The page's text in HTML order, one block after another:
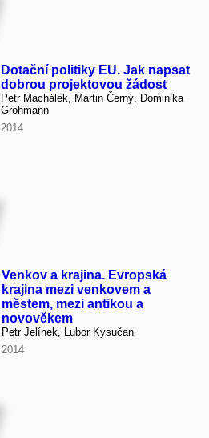
Dotační politiky EU. Jak napsat
dobrou projektovou žádost
Petr Machálek, Martin Černý, Dominika
Grohmann
2014
Venkov a krajina. Evropská
krajina mezi venkovem a
městem, mezi antikou a
novověkem
Petr Jelínek, Lubor Kysučan
2014